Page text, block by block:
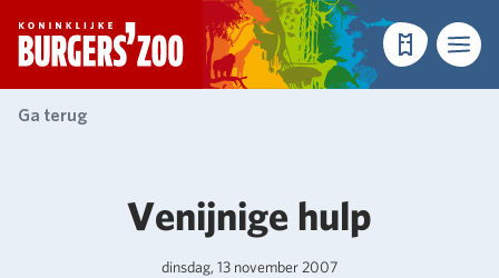
- Homepagina
TicketsMenu
Ga terug
Venijnige hulp
dinsdag, 13 november 2007